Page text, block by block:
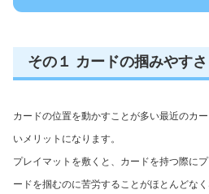
その１ カードの掴みやすさ
カードの位置を動かすことが多い最近のカ
いメリットになります。
プレイマットを敷くと、カードを持つ際に
ードを掴むのに苦労することがほとんどなく